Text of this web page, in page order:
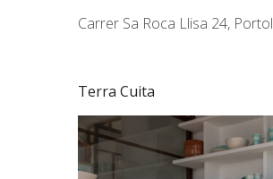
Carrer Sa Roca Llisa 24, Portol
Terra Cuita